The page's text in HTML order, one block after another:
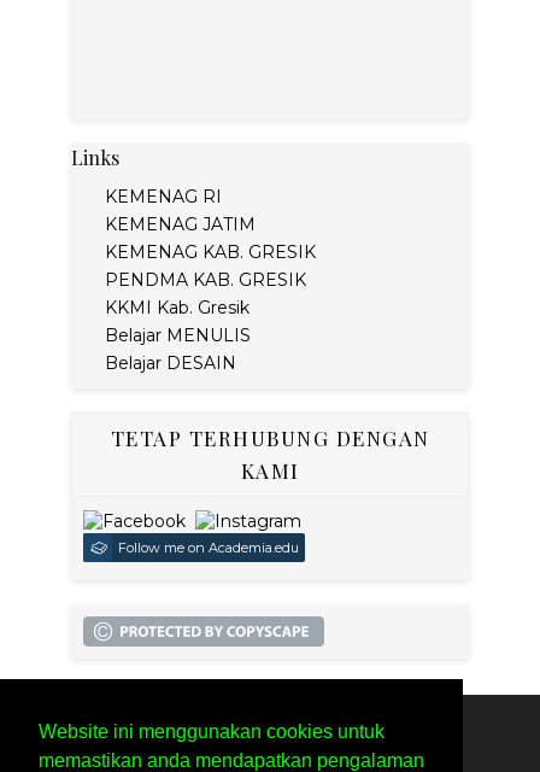
Website ini menggunakan cookies untuk
memastikan anda mendapatkan pengalaman
Links
KEMENAG RI
KEMENAG JATIM
KEMENAG KAB. GRESIK
PENDMA KAB. GRESIK
KKMI Kab. Gresik
Belajar MENULIS
Belajar DESAIN
TETAP TERHUBUNG DENGAN
KAMI
Follow me on Academia.edu
SITEMAP PRIVACY POLICY